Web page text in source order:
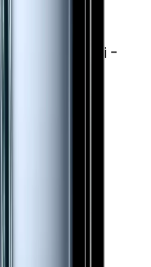
- 13 inç - Wi-Fi -
11 inç - Wi-Fi -